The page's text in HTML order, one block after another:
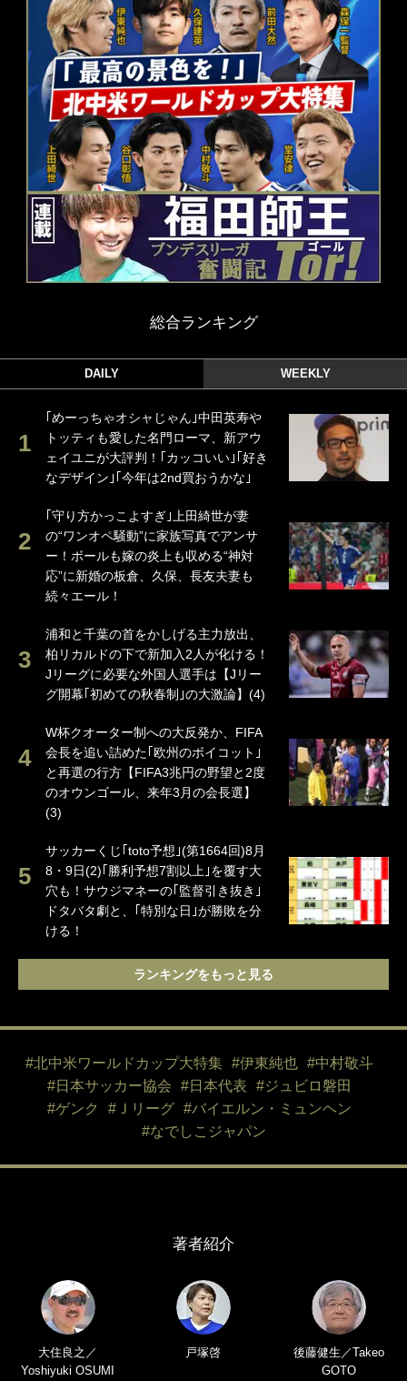
総合ランキング
DAILY WEEKLY
｢めーっちゃオシャじゃん｣中田英寿や
トッティも愛した名門ローマ、新アウ
ェイユニが大評判！｢カッコいい｣｢好き
なデザイン｣｢今年は2nd買おうかな｣
｢守り方かっこよすぎ｣上田綺世が妻
の“ワンオペ騒動”に家族写真でアンサ
ー！ボールも嫁の炎上も収める“神対
応”に新婚の板倉、久保、長友夫妻も
続々エール！
浦和と千葉の首をかしげる主力放出、
柏リカルドの下で新加入2人が化ける！
Jリーグに必要な外国人選手は【Jリー
グ開幕｢初めての秋春制｣の大激論】(4)
W杯クオーター制への大反発か、FIFA
会長を追い詰めた｢欧州のボイコット｣
と再選の行方【FIFA3兆円の野望と2度
のオウンゴール、来年3月の会長選】
(3)
サッカーくじ｢toto予想｣(第1664回)8月
8・9日(2)｢勝利予想7割以上｣を覆す大
穴も！サウジマネーの｢監督引き抜き｣
ドタバタ劇と、｢特別な日｣が勝敗を分
ける！
ランキングをもっと見る
#北中米ワールドカップ大特集 #伊東純也
#中村敬斗
#日本サッカー協会
#日本代表
#ジュビロ磐田
#ゲンク
#Ｊリーグ
#バイエルン・ミュンヘン
#なでしこジャパン
著者紹介
大住良之／
Yoshiyuki OSUMI
戸塚啓
後藤健生／Takeo
GOTO